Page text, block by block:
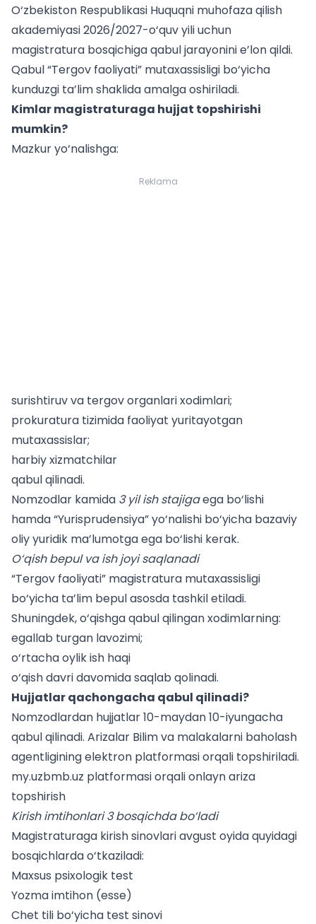
O‘zbekiston Respublikasi Huquqni muhofaza qilish
akademiyasi2026/2027-o‘quv yili uchun
magistratura bosqichiga qabul jarayonini e’lon qildi.
Qabul “Tergov faoliyati” mutaxassisligi bo‘yicha
kunduzgi ta’lim shaklida amalga oshiriladi.
Kimlar magistraturaga hujjat topshirishi
mumkin?
Mazkur yo‘nalishga:
Reklama
surishtiruv va tergov organlari xodimlari;
prokuratura tizimida faoliyat yuritayotgan
mutaxassislar;
harbiy xizmatchilar
qabul qilinadi.
Nomzodlar kamida 3 yil ish stajigaega bo‘lishi
hamda “Yurisprudensiya” yo‘nalishi bo‘yicha bazaviy
oliy yuridik ma’lumotga ega bo‘lishi kerak.
O‘qish bepul va ish joyi saqlanadi
“Tergov faoliyati” magistratura mutaxassisligi
bo‘yicha ta’lim bepul asosda tashkil etiladi.
Shuningdek, o‘qishga qabul qilingan xodimlarning:
egallab turgan lavozimi;
o‘rtacha oylik ish haqi
o‘qish davri davomida saqlab qolinadi.
Hujjatlar qachongacha qabul qilinadi?
Nomzodlardan hujjatlar 10-maydan 10-iyungacha
qabul qilinadi. Arizalar Bilim va malakalarni baholash
agentligining elektron platformasi orqali topshiriladi.
my.uzbmb.uz platformasi orqali onlayn ariza
topshirish
Kirish imtihonlari 3 bosqichda bo‘ladi
Magistraturaga kirish sinovlari avgust oyida quyidagi
bosqichlarda o‘tkaziladi:
Maxsus psixologik test
Yozma imtihon (esse)
Chet tili bo‘yicha test sinovi